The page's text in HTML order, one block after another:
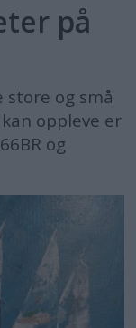
på
store og små
oppleve er
og